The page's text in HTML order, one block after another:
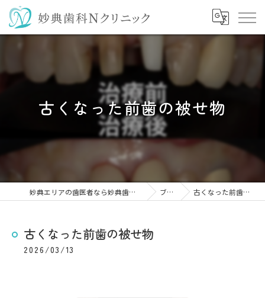
古くなった前歯の被せ物
妙典エリアの歯医者なら妙典歯科Nクリニック ブログ 古くなった前歯の被せ物
古くなった前歯の被せ物
2026/03/13